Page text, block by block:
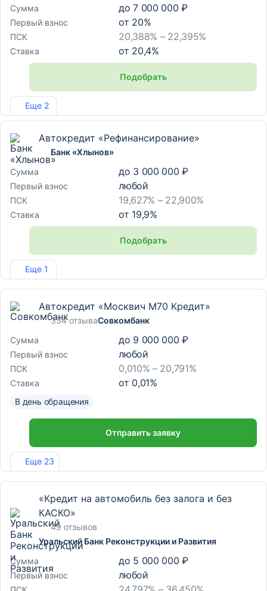
Еще 2
Сумма
до 7 000 000 ₽
Первый взнос от 20%
ПСК 20,388% – 22,395%
Ставка от 20,4%
Подобрать
Лиц. №903
Еще 1
Автокредит «Рефинансирование»
Банк «Хлынов»
Сумма
до 3 000 000 ₽
Первый взнос любой
ПСК 19,627% – 22,900%
Ставка от 19,9%
Подобрать
Лиц. №254
Еще 23
Автокредит «Москвич М70 Кредит»
334 отзываСовкомбанк
Сумма
до 9 000 000 ₽
Первый взнос любой
ПСК 0,010% – 20,791%
Ставка от 0,01%
В день обращения
Отправить заявку
Лиц. №963
«Кредит на автомобиль без залога и без
КАСКО»
49 отзывов
Уральский Банк Реконструкции и Развития
Сумма
до 5 000 000 ₽
Первый взнос любой